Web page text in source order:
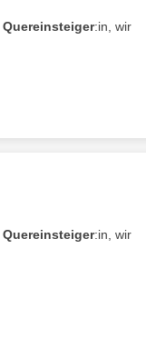
Quereinsteiger:in, wir
Quereinsteiger:in, wir